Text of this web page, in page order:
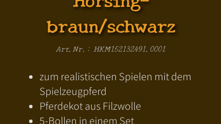
braun/schwarz
Art.Nr.: HKM152132491.0001
zum realistischen Spielen mit dem
Spielzeugpferd
Pferdekot aus Filzwolle
5-Bollen in einem Set